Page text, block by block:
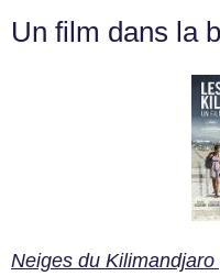
Un film dans la
Neiges du Kilimandjaro